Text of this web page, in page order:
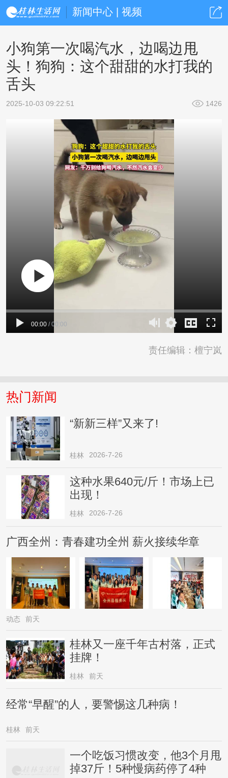
新闻中心 | 视频
小狗第一次喝汽水，边喝边甩
头！狗狗：这个甜甜的水打我的
舌头
2025-10-03 09:22:51 1426
00:00 / 00:00
责任编辑：檀宁岚
热门新闻
“新新三样”又来了!
桂林 2026-7-26
这种水果640元/斤！市场上已
出现！
桂林 2026-7-26
广西全州：青春建功全州 薪火接续华章
动态 前天
桂林又一座千年古村落，正式
挂牌！
桂林 前天
经常“早醒”的人，要警惕这几种病！
桂林 前天
一个吃饭习惯改变，他3个月甩
掉37斤！5种慢病药停了4种